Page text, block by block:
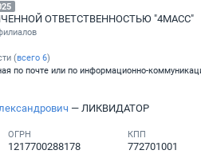
ОТВЕТСТВЕННОСТЬЮ "4МАСС"
(всего 6)
по почте или по информационно-
— ЛИКВИДАТОР
ОГРН
1217700288178
КПП
772701001